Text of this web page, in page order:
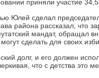
приняли участие
Юлей сделал
района рассказал, что
мандат, обращал
сделать для своих
долг, и его должен
что с детства это